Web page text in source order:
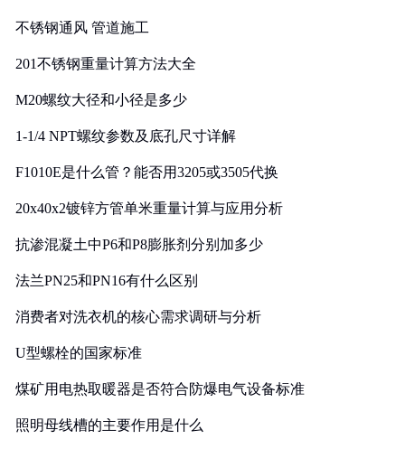
不锈钢通风 管道施工
201不锈钢重量计算方法大全
M20螺纹大径和小径是多少
1-1/4 NPT螺纹参数及底孔尺寸详解
F1010E是什么管？能否用3205或3505代换
20x40x2镀锌方管单米重量计算与应用分析
抗渗混凝土中P6和P8膨胀剂分别加多少
法兰PN25和PN16有什么区别
消费者对洗衣机的核心需求调研与分析
U型螺栓的国家标准
煤矿用电热取暖器是否符合防爆电气设备标准
照明母线槽的主要作用是什么